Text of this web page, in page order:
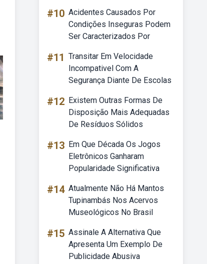
#10 Acidentes Causados Por
Condições Inseguras Podem
Ser Caracterizados Por
#11 Transitar Em Velocidade
Incompativel Com A
Segurança Diante De Escolas
#12 Existem Outras Formas De
Disposição Mais Adequadas
De Resíduos Sólidos
#13 Em Que Década Os Jogos
Eletrônicos Ganharam
Popularidade Significativa
#14 Atualmente Não Há Mantos
Tupinambás Nos Acervos
Museológicos No Brasil
#15 Assinale A Alternativa Que
Apresenta Um Exemplo De
Publicidade Abusiva